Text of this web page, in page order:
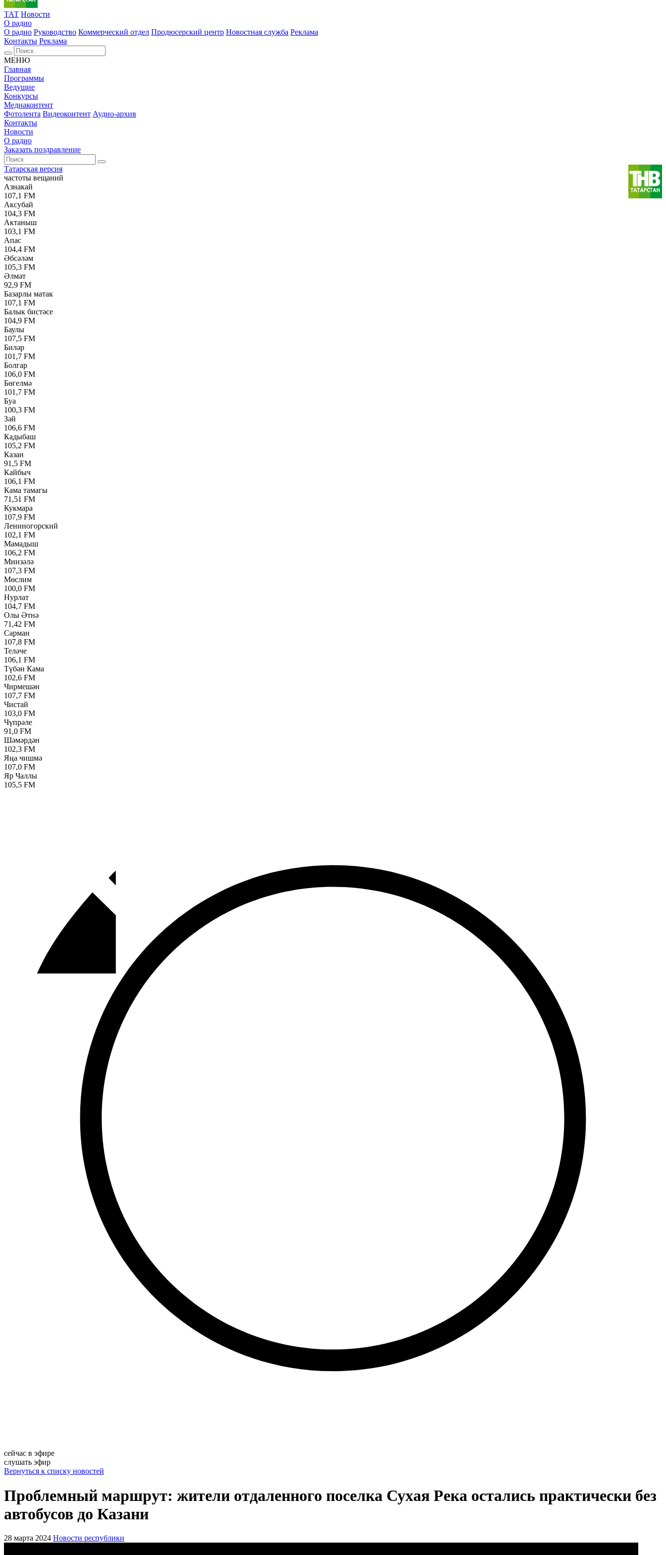
ТАТ Новости
О радио
О радио Руководство Коммерческий отдел Продюсерский центр Новостная служба Реклама
Контакты Реклама
МЕНЮ
Главная
Программы
Ведущие
Конкурсы
Медиаконтент
Фотолента Видеоконтент Аудио-архив
Контакты
Новости
О радио
Заказать поздравление
Татарская версия
частоты вещаний
Азнакай
107,1 FM
Аксубай
104,3 FM
Актаныш
103,1 FM
Апас
104,4 FM
Әбсәләм
105,3 FM
Әлмәт
92,9 FM
Базарлы матак
107,1 FM
Балык бистәсе
104,9 FM
Баулы
107,5 FM
Биләр
101,7 FM
Болгар
106,0 FM
Бөгелмә
101,7 FM
Буа
100,3 FM
Зәй
106,6 FM
Кадыбаш
105,2 FM
Казан
91,5 FM
Кайбыч
106,1 FM
Кама тамагы
71,51 FM
Кукмара
107,9 FM
Лениногорский
102,1 FM
Мамадыш
106,2 FM
Минзәлә
107,3 FM
Мөслим
100,0 FM
Нурлат
104,7 FM
Олы Әтнә
71,42 FM
Сарман
107,8 FM
Теләче
106,1 FM
Түбән Кама
102,6 FM
Чирмешән
107,7 FM
Чистай
103,0 FM
Чүпрәле
91,0 FM
Шәмәрдән
102,3 FM
Яңа чишмә
107,0 FM
Яр Чаллы
105,5 FM
сейчас в эфире
слушать эфир
Вернуться к списку новостей
Проблемный маршрут: жители отдаленного поселка Сухая Река остались практически без
автобусов до Казани
28 марта 2024 Новости республики